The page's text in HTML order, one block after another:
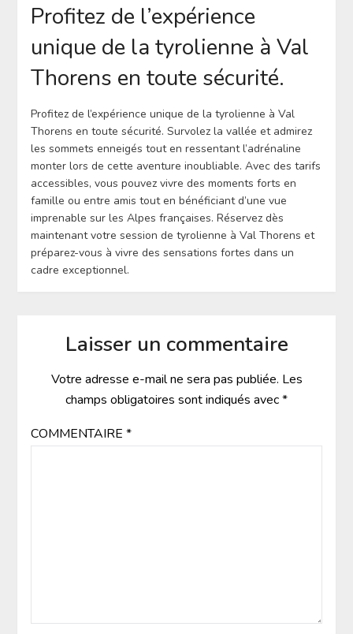
Profitez de l’expérience
unique de la tyrolienne à Val
Thorens en toute sécurité.
Profitez de l’expérience unique de la tyrolienne à Val
Thorens en toute sécurité. Survolez la vallée et admirez
les sommets enneigés tout en ressentant l’adrénaline
monter lors de cette aventure inoubliable. Avec des tarifs
accessibles, vous pouvez vivre des moments forts en
famille ou entre amis tout en bénéficiant d’une vue
imprenable sur les Alpes françaises. Réservez dès
maintenant votre session de tyrolienne à Val Thorens et
préparez-vous à vivre des sensations fortes dans un
cadre exceptionnel.
Laisser un commentaire
Votre adresse e-mail ne sera pas publiée. Les
champs obligatoires sont indiqués avec*
COMMENTAIRE *